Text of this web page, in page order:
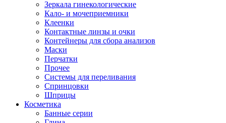
Зеркала гинекологические
Кало- и мочеприемники
Клеенки
Контактные линзы и очки
Контейнеры для сбора анализов
Маски
Перчатки
Прочее
Системы для переливания
Спринцовки
Шприцы
Косметика
Банные серии